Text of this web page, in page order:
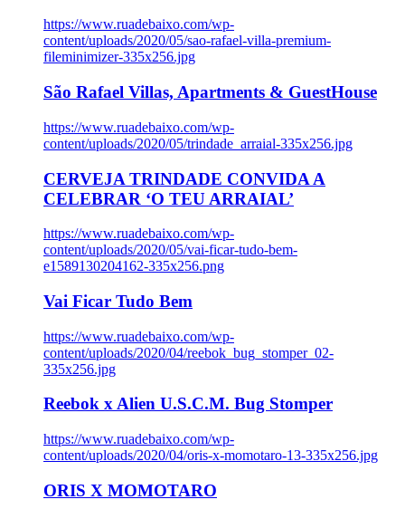
https://www.ruadebaixo.com/wp-
content/uploads/2020/05/sao-rafael-villa-premium-
fileminimizer-335x256.jpg
São Rafael Villas, Apartments & GuestHouse
https://www.ruadebaixo.com/wp-
content/uploads/2020/05/trindade_arraial-335x256.jpg
CERVEJA TRINDADE CONVIDA A
CELEBRAR ‘O TEU ARRAIAL’
https://www.ruadebaixo.com/wp-
content/uploads/2020/05/vai-ficar-tudo-bem-
e1589130204162-335x256.png
Vai Ficar Tudo Bem
https://www.ruadebaixo.com/wp-
content/uploads/2020/04/reebok_bug_stomper_02-
335x256.jpg
Reebok x Alien U.S.C.M. Bug Stomper
https://www.ruadebaixo.com/wp-
content/uploads/2020/04/oris-x-momotaro-13-335x256.jpg
ORIS X MOMOTARO